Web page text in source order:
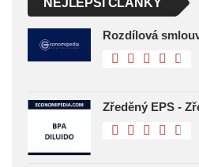
NEJLEPŠÍ ČLÁNKY
Rozdílová
Zředěný EPS -